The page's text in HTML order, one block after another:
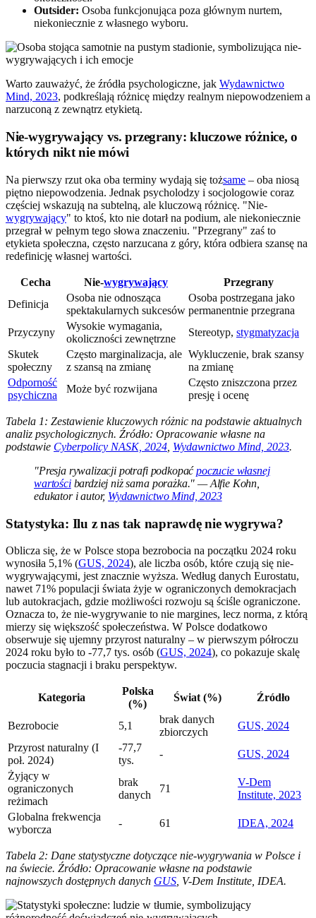
Outsider: Osoba funkcjonująca poza głównym nurtem,
niekoniecznie z własnego wyboru.
Warto zauważyć, że źródła psychologiczne, jak Wydawnictwo
Mind, 2023, podkreślają różnicę między realnym niepowodzeniem a
narzuconą z zewnątrz etykietą.
Nie-wygrywający vs. przegrany: kluczowe różnice, o
których nikt nie mówi
Na pierwszy rzut oka oba terminy wydają się tożsame – oba niosą
piętno niepowodzenia. Jednak psycholodzy i socjologowie coraz
częściej wskazują na subtelną, ale kluczową różnicę. "Nie-
wygrywający" to ktoś, kto nie dotarł na podium, ale niekoniecznie
przegrał w pełnym tego słowa znaczeniu. "Przegrany" zaś to
etykieta społeczna, często narzucana z góry, która odbiera szansę na
redefinicję własnej wartości.
Cecha Nie-wygrywający
Przegrany
Definicja
Osoba nie odnosząca
spektakularnych sukcesów
Osoba postrzegana jako
permanentnie przegrana
Przyczyny
Wysokie wymagania,
okoliczności zewnętrzne
Stereotyp, stygmatyzacja
Skutek
społeczny
Często marginalizacja, ale
z szansą na zmianę
Wykluczenie, brak szansy
na zmianę
Odporność
psychiczna
Może być rozwijana
Często zniszczona przez
presję i ocenę
Tabela 1: Zestawienie kluczowych różnic na podstawie aktualnych
analiz psychologicznych. Źródło: Opracowanie własne na
podstawie Cyberpolicy NASK, 2024 Wydawnictwo Mind, 2023.
"Presja rywalizacji potrafi podkopaćpoczucie własnej
wartościbardziej niż sama porażka." — Alfie Kohn,
edukator i autor, Wydawnictwo Mind, 2023
Statystyka: Ilu z nas tak naprawdę nie wygrywa?
Oblicza się, że w Polsce stopa bezrobocia na początku 2024 roku
wynosiła 5,1% (GUS, 2024), ale liczba osób, które czują się nie-
wygrywającymi, jest znacznie wyższa. Według danych Eurostatu,
nawet 71% populacji świata żyje w ograniczonych demokracjach
lub autokracjach, gdzie możliwości rozwoju są ściśle ograniczone.
Oznacza to, że nie-wygrywanie to nie margines, lecz norma, z którą
mierzy się większość społeczeństwa. W Polsce dodatkowo
obserwuje się ujemny przyrost naturalny – w pierwszym półroczu
2024 roku było to -77,7 tys. osób (GUS, 2024), co pokazuje skalę
poczucia stagnacji i braku perspektyw.
Kategoria
Polska
(%)
Świat (%) Źródło
Bezrobocie 5,1
brak danych
zbiorczych
GUS, 2024
Przyrost naturalny (I
poł. 2024)
-77,7
tys.
-
GUS, 2024
Żyjący w
ograniczonych
reżimach
brak
danych
71
V-Dem
Institute, 2023
Globalna frekwencja
wyborcza
- 61 IDEA, 2024
Tabela 2: Dane statystyczne dotyczące nie-wygrywania w Polsce i
na świecie. Źródło: Opracowanie własne na podstawie
najnowszych dostępnych danych GUS , V-Dem Institute, IDEA.